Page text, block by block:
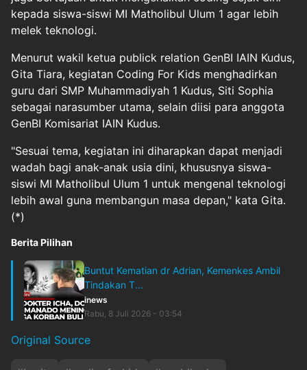
kepada siswa-siswi MI Matholibul Ulum 1 agar lebih
melek teknologi.
Menurut wakil ketua publick relation GenBI IAIN Kudus,
Gita Tiara, kegiatan Coding For Kids menghadirkan
guru dari SMP Muhammadiyah 1 Kudus, Siti Sophia
sebagai narasumber utama, selain diisi para anggota
GenBI Komisariat IAIN Kudus.
"Sesuai tema, kegiatan ini diharapkan dapat menjadi
wadah bagi anak-anak usia dini, khususnya siswa-
siswi MI Matholibul Ulum 1 untuk mengenal teknologi
lebih awal guna membangun masa depan," kata Gita.
(*)
Berita Pilihan
Buntut Kematian dr Adrian, Kemenkes Ambil
Tindakan T...
inews
Rabu, 8 Juli 2026 - 03:54
Original Source